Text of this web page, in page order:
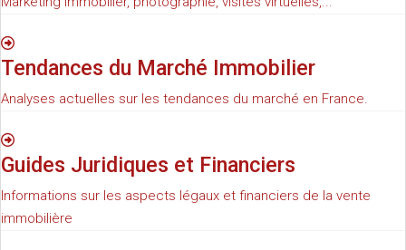
Tendances du Marché Immobilier
Analyses actuelles sur les tendances du marché en France.
Guides Juridiques et Financiers
Informations sur les aspects légaux et financiers de la vente
immobilière